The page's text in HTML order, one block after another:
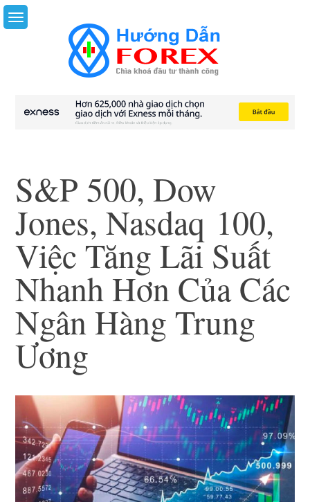
Skip
to
S&P 500, Dow
Jones, Nasdaq 100,
Việc Tăng Lãi Suất
Nhanh Hơn Của Các
Ngân Hàng Trung
Ương